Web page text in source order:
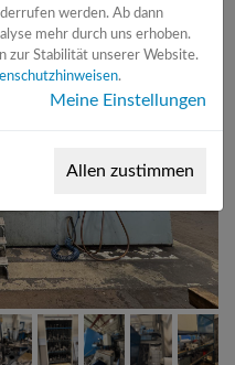
werden. Ab dann
mehr durch uns erhoben.
zur Stabilität unserer Website.
.
Meine Einstellungen
Allen zustimmen